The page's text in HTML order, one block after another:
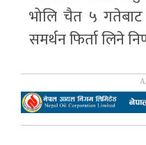
भोलि चैत ५
समर्थन फिर्ता लिने